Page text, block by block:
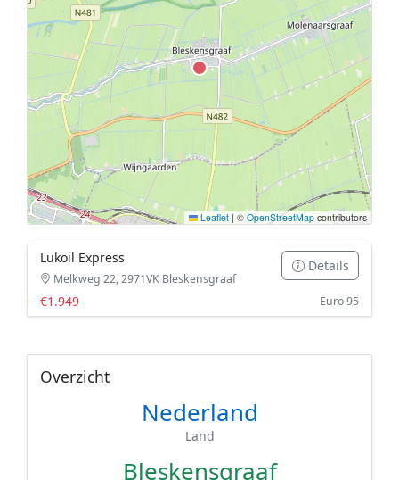
Leaflet | © OpenStreetMap contributors
Lukoil Express
Melkweg 22, 2971VK Bleskensgraaf
Details
€1.949 Euro 95
Overzicht
Nederland
Land
Bleskensgraaf